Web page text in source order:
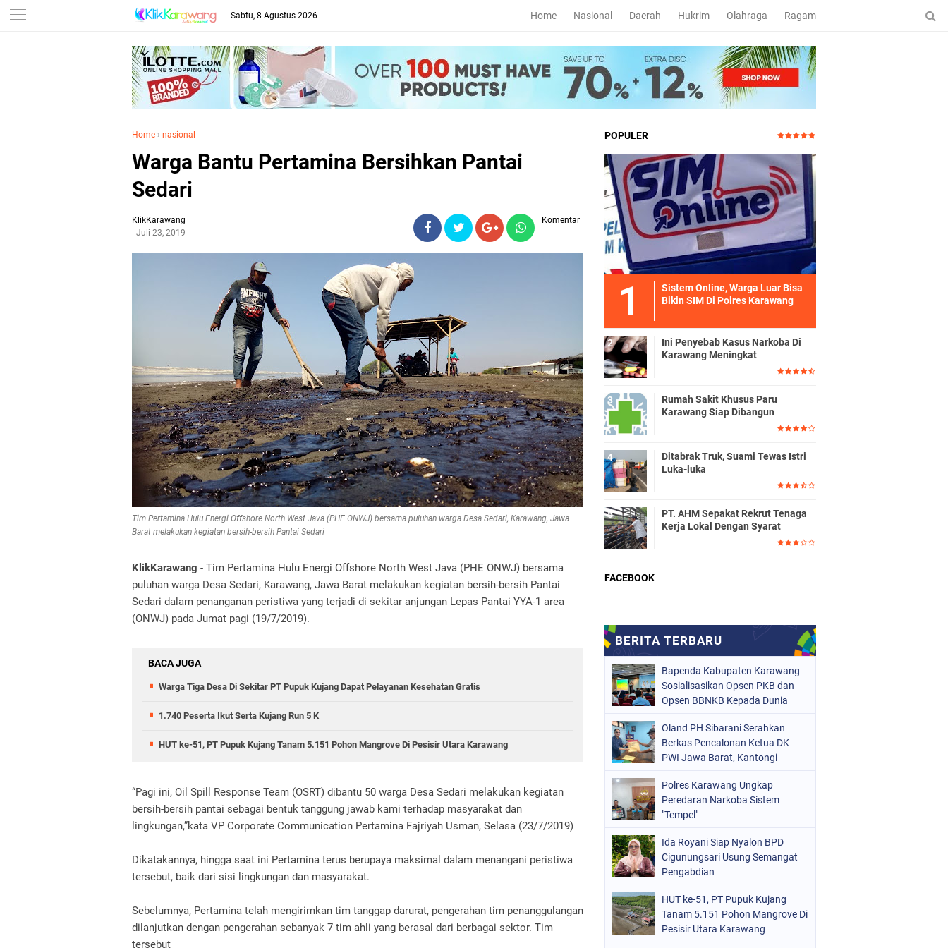
Sabtu, 8 Agustus 2026 Home Nasional Daerah Hukrim Olahraga Ragam
Home › nasional
Warga Bantu Pertamina Bersihkan Pantai
Sedari
KlikKarawang
Juli 23, 2019
Komentar
Tim Pertamina Hulu Energi Offshore North West Java (PHE ONWJ) bersama puluhan warga Desa Sedari, Karawang, Jawa
Barat melakukan kegiatan bersih-bersih Pantai Sedari
KlikKarawang - Tim Pertamina Hulu Energi Offshore North West Java (PHE ONWJ) bersama
puluhan warga Desa Sedari, Karawang, Jawa Barat melakukan kegiatan bersih-bersih Pantai
Sedari dalam penanganan peristiwa yang terjadi di sekitar anjungan Lepas Pantai YYA-1 area
(ONWJ) pada Jumat pagi (19/7/2019).
BACA JUGA
Warga Tiga Desa Di Sekitar PT Pupuk Kujang Dapat Pelayanan Kesehatan Gratis
1.740 Peserta Ikut Serta Kujang Run 5 K
HUT ke-51, PT Pupuk Kujang Tanam 5.151 Pohon Mangrove Di Pesisir Utara Karawang
“Pagi ini, Oil Spill Response Team (OSRT) dibantu 50 warga Desa Sedari melakukan kegiatan
bersih-bersih pantai sebagai bentuk tanggung jawab kami terhadap masyarakat dan
lingkungan,”kata VP Corporate Communication Pertamina Fajriyah Usman, Selasa (23/7/2019)
Dikatakannya, hingga saat ini Pertamina terus berupaya maksimal dalam menangani peristiwa
tersebut, baik dari sisi lingkungan dan masyarakat.
Sebelumnya, Pertamina telah mengirimkan tim tanggap darurat, pengerahan tim penanggulangan
dilanjutkan dengan pengerahan sebanyak 7 tim ahli yang berasal dari berbagai sektor. Tim
tersebut
POPULER
Sistem Online, Warga Luar Bisa
Bikin SIM Di Polres Karawang
Ini Penyebab Kasus Narkoba Di
Karawang Meningkat
Rumah Sakit Khusus Paru
Karawang Siap Dibangun
Ditabrak Truk, Suami Tewas Istri
Luka-luka
PT. AHM Sepakat Rekrut Tenaga
Kerja Lokal Dengan Syarat
FACEBOOK
Bapenda Kabupaten Karawang
Sosialisasikan Opsen PKB dan
Opsen BBNKB Kepada Dunia
Oland PH Sibarani Serahkan
Berkas Pencalonan Ketua DK
PWI Jawa Barat, Kantongi
Polres Karawang Ungkap
Peredaran Narkoba Sistem
"Tempel"
Ida Royani Siap Nyalon BPD
Cigunungsari Usung Semangat
Pengabdian
HUT ke-51, PT Pupuk Kujang
Tanam 5.151 Pohon Mangrove Di
Pesisir Utara Karawang